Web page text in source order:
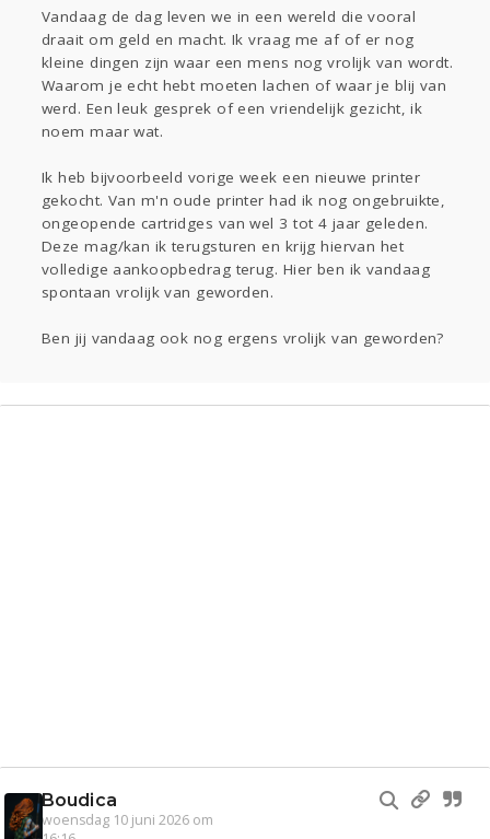
Gevraagd
Horen Doen
Vandaag de dag leven we in een wereld die vooral
draait om geld en macht. Ik vraag me af of er nog
kleine dingen zijn waar een mens nog vrolijk van wordt.
Waarom je echt hebt moeten lachen of waar je blij van
werd. Een leuk gesprek of een vriendelijk gezicht, ik
noem maar wat.
Ik heb bijvoorbeeld vorige week een nieuwe printer
gekocht. Van m'n oude printer had ik nog ongebruikte,
ongeopende cartridges van wel 3 tot 4 jaar geleden.
Deze mag/kan ik terugsturen en krijg hiervan het
volledige aankoopbedrag terug. Hier ben ik vandaag
spontaan vrolijk van geworden.
Ben jij vandaag ook nog ergens vrolijk van geworden?
Boudica
woensdag 10 juni 2026 om